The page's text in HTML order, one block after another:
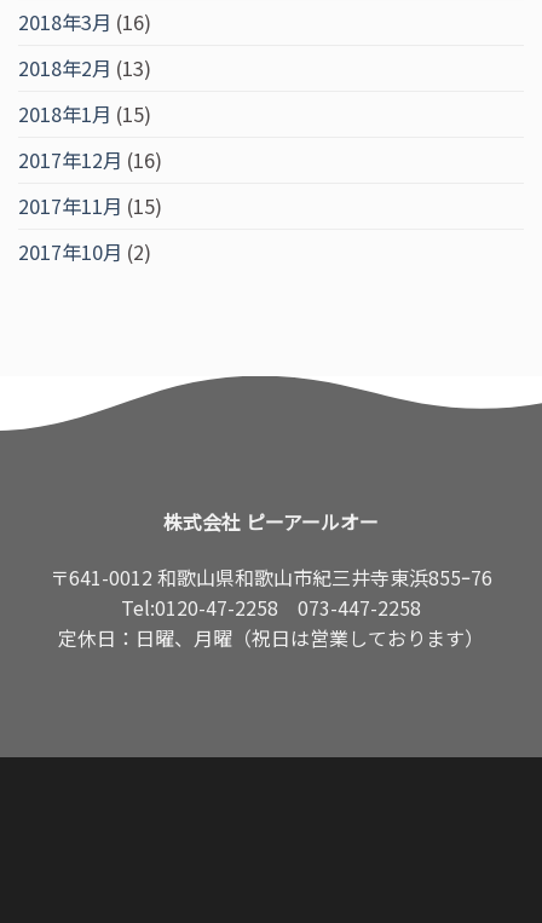
2018年3月 (16)
2018年2月 (13)
2018年1月 (15)
2017年12月 (16)
2017年11月 (15)
2017年10月 (2)
株式会社 ピーアールオー
〒641-0012 和歌山県和歌山市紀三井寺東浜855ｰ76
Tel:0120-47-2258
073-447-2258
定休日：日曜、月曜（祝日は営業しております）